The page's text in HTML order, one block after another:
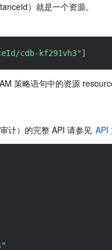
）就是一个资源。
cdb-kf291vh3" ]
策略语句中的资源
计）的完整 API 请参见 API